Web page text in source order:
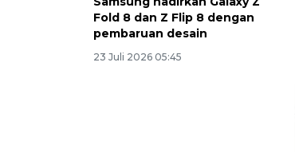
Fold 8 dan Z Flip 8 dengan
pembaruan desain
23 Juli 2026 05:45